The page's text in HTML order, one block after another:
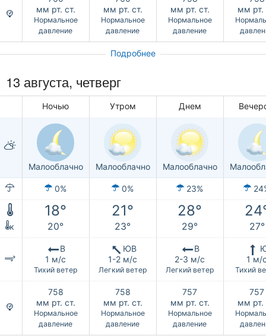
мм рт. ст.
Нормальное
давление
мм рт. ст.
Нормальное
давление
мм рт. ст.
Нормальное
давление
мм рт.
Подробнее
13 августа, четверг
Ночью Утром Днем
Малооблачно Малооблачно Малооблачно
0% 0% 23%
18° 21° 28°
к 20° 23° 29° 27°
В
1 м/с
Тихий ветер
ЮВ
1-2 м/с
Легкий ветер
В
2-3 м/с
Легкий ветер
1 м/
Тихий
758
мм рт. ст.
Нормальное
давление
758
мм рт. ст.
Нормальное
давление
757
мм рт. ст.
Нормальное
давление
757
мм рт.